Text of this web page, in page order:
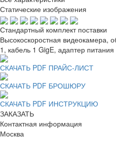
Статические изображения
Стандартный комплект поставки
Высокоскоростная
1, кабель 1 GigE, адаптер
СКАЧАТЬ PDF ПРАЙС-ЛИСТ
СКАЧАТЬ PDF БРОШЮРУ
СКАЧАТЬ PDF ИНСТРУКЦИЮ
ЗАКАЗАТЬ
Контактная информация
Москва